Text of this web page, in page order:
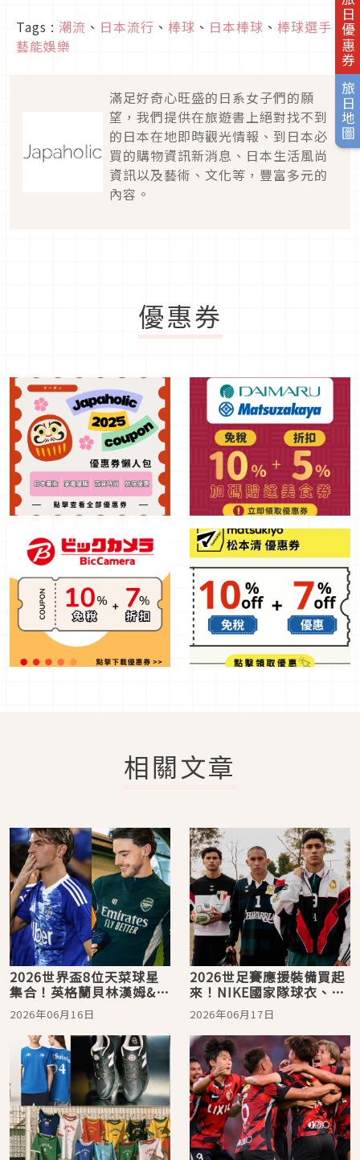
旅日優惠券
旅日地圖
Tags : 潮流 、 日本流行 、 棒球 、 日本棒球 、 棒球選手 、
藝能娛樂
滿足好奇心旺盛的日系女子們的願
望，我們提供在旅遊書上絕對找不到
的日本在地即時觀光情報、到日本必
買的購物資訊新消息、日本生活風尚
資訊以及藝術、文化等，豐富多元的
內容。
優惠券
相關文章
2026世界盃8位天菜球星
集合！英格蘭貝林漢姆&賴
斯、西班牙加維、瑞典貝
格瓦爾...初戀感滿滿
2026年06月16日
2026世足賽應援裝備買起
來！NIKE國家隊球衣、
adidas足球時尚聯名、
CASETiFY世界盃系列盤點
2026年06月17日